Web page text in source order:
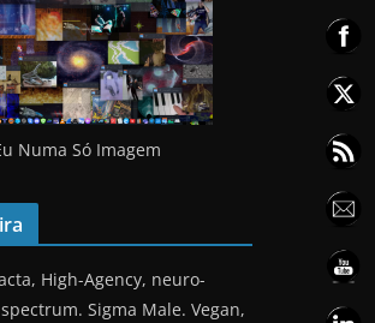
Numa Só Imagem
High-Agency, neuro-
Sigma Male. Vegan,